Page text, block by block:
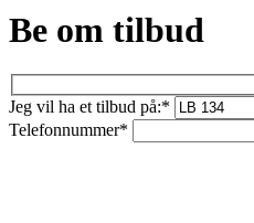
Be om tilbud
Jeg vil ha et tilbud på:*
Telefonnummer*